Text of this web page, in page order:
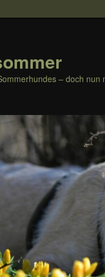
– doch nun